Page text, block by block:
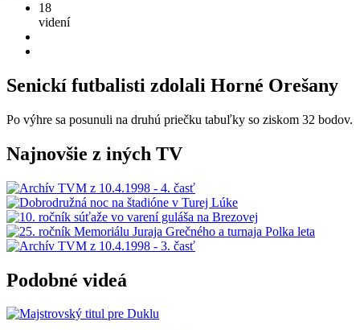
18
videní
Senickí futbalisti zdolali Horné Orešany
Po výhre sa posunuli na druhú priečku tabuľky so ziskom 32 bodov.
Najnovšie z iných TV
Podobné videá